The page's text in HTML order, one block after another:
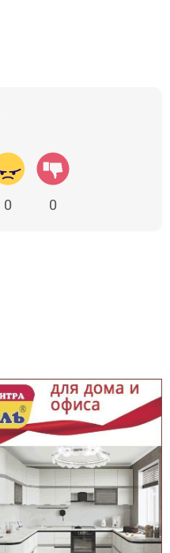
0 0